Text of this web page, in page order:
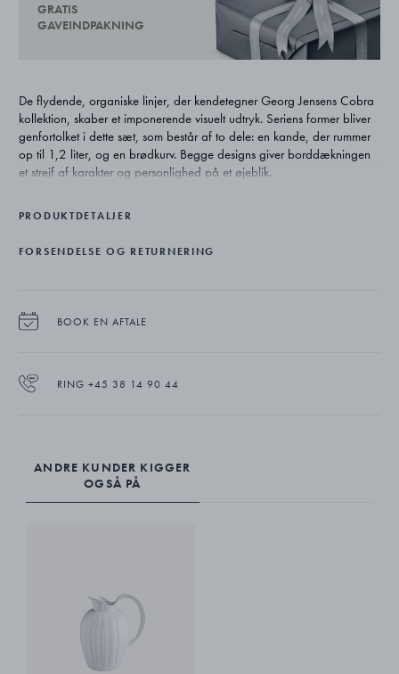
GRATIS
GAVEINDPAKNING
De flydende, organiske linjer, der kendetegner Georg Jensens Cobra
kollektion, skaber et imponerende visuelt udtryk. Seriens former bliver
genfortolket i dette sæt, som består af to dele: en kande, der rummer
op til 1,2 liter, og en brødkurv. Begge designs giver borddækningen
et strejf af karakter og personlighed på et øjeblik.
PRODUKTDETALJER
FORSENDELSE OG RETURNERING
BOOK EN AFTALE
RING +45 38 14 90 44
ANDRE KUNDER KIGGER
OGSÅ PÅ